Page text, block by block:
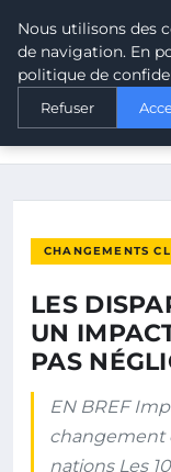
MALTA
ACCUEIL
LES DISPARITÉS
CHANGEMENTS
LES
UN
PAS
EN BREF
changement
nations Les
Nous utilisons des
de navigation. En
politique de
Refuser